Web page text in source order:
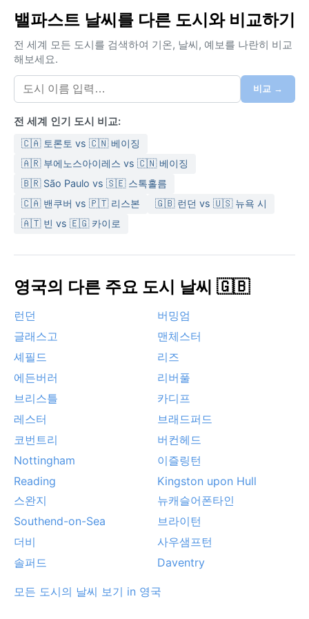
밸파스트 날씨를 다른 도시와 비교하기
전 세계 모든 도시를 검색하여 기온, 날씨, 예보를 나란히 비교
해보세요.
비교 →
전 세계 인기 도시 비교:
🇨🇦 토론토 vs 🇨🇳 베이징
🇦🇷 부에노스아이레스 vs 🇨🇳 베이징
🇧🇷 São Paulo vs 🇸🇪 스톡홀름
🇨🇦 밴쿠버 vs 🇵🇹 리스본
🇬🇧 런던 vs 🇺🇸 뉴욕 시
🇦🇹 빈 vs 🇪🇬 카이로
영국의 다른 주요 도시 날씨 🇬🇧
런던
버밍엄
글래스고
맨체스터
셰필드
리즈
에든버러
리버풀
브리스틀
카디프
레스터
브래드퍼드
코번트리
버컨헤드
Nottingham
이즐링턴
Reading
Kingston upon Hull
스완지
뉴캐슬어폰타인
Southend-on-Sea
브라이턴
더비
사우샘프턴
솔퍼드
Daventry
모든 도시의 날씨 보기 in 영국